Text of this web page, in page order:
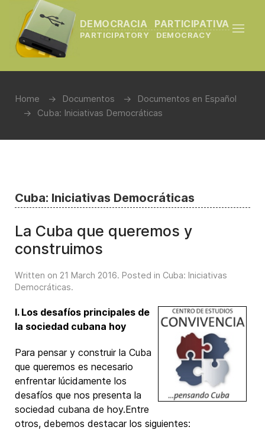
DEMOCRACIA PARTICIPATIVA
PARTICIPATORY DEMOCRACY
Home Documentos
Documentos en Español
Cuba: Iniciativas Democráticas
Cuba: Iniciativas Democráticas
La Cuba que queremos y
construimos
Written on 21 March 2016. Posted in Cuba: Iniciativas
Democráticas.
I. Los desafíos principales de
la sociedad cubana hoy
Para pensar y construir la Cuba
que queremos es necesario
enfrentar lúcidamente los
desafíos que nos presenta la
sociedad cubana de hoy.Entre
otros, debemos destacar los siguientes: